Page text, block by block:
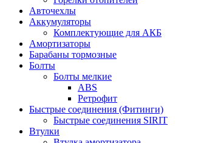
Авточехлы
Аккумуляторы
Комплектующие для АКБ
Амортизаторы
Барабаны тормозные
Болты
Болты мелкие
ABS
Ретрофит
Быстрые соединения (Фитинги)
Быстрые соединения SIRIT
Втулки